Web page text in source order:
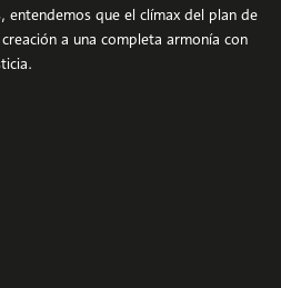
entendemos que el clímax del plan de
a una completa armonía con